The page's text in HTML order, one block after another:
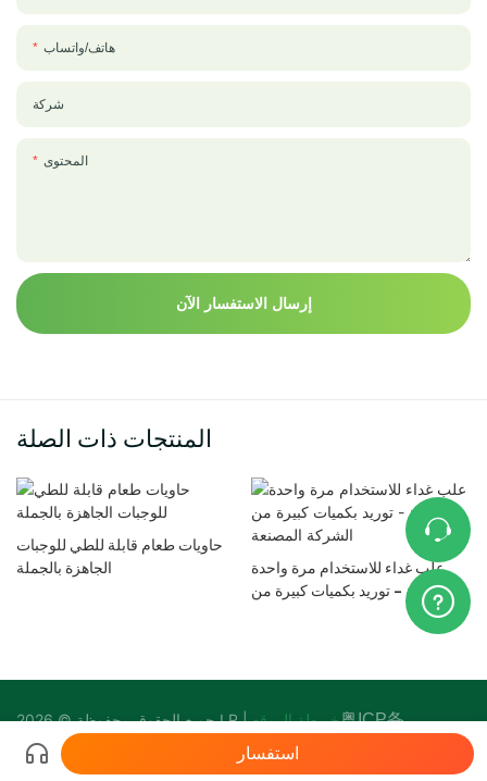
هاتف/واتساب
شركة
المحتوى
إرسال الاستفسار الآن
المنتجات ذات الصلة
حاويات طعام قابلة للطي للوجبات
الجاهزة بالجملة
علب غداء للاستخدام مرة واحدة
بالجملة - توريد بكميات كبيرة من
جميع الحقوق محفوظة © 2026 LR | خريطة الموقع粤ICP备
17140818号-2
استفسار